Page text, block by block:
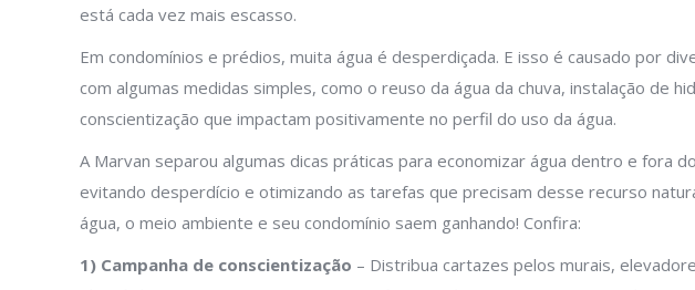
está cada vez mais escasso.
Em condomínios e prédios, muita água é desperdiçada. E isso é causado por
com algumas medidas simples, como o reuso da água da chuva, instalação de
conscientização que impactam positivamente no perfil do uso da água.
A Marvan separou algumas dicas práticas para economizar água dentro e fora
evitando desperdício e otimizando as tarefas que precisam desse recurso
água, o meio ambiente e seu condomínio saem ganhando! Confira:
1) Campanha de conscientização – Distribua cartazes pelos murais,